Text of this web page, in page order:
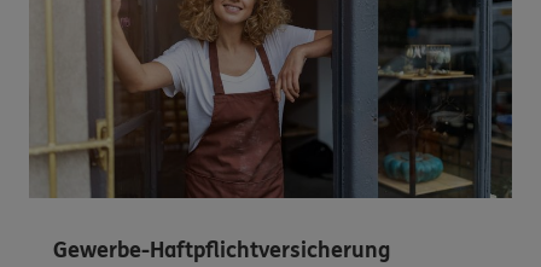
Gewerbe-Haftpflichtversicherung